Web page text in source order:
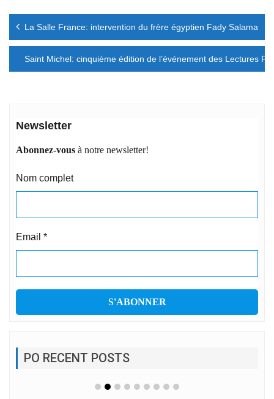
Navigation
l’article
La Salle France: intervention du frère égyptien Fady Salama
Saint Michel: cinquième édition de l’événement des Lectures
Newsletter
Abonnez-vous à notre newsletter!
Nom complet
Email *
PO RECENT POSTS